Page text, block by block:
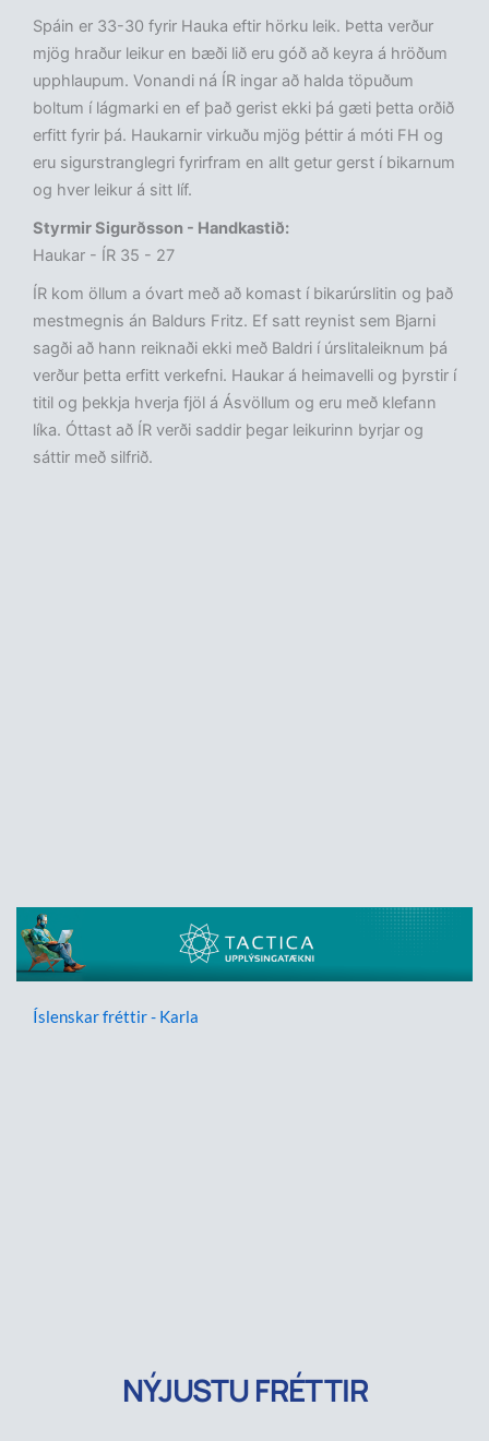
Spáin er 33-30 fyrir Hauka eftir hörku leik. Þetta verður
mjög hraður leikur en bæði lið eru góð að keyra á hröðum
upphlaupum. Vonandi ná ÍR ingar að halda töpuðum
boltum í lágmarki en ef það gerist ekki þá gæti þetta orðið
erfitt fyrir þá. Haukarnir virkuðu mjög þéttir á móti FH og
eru sigurstranglegri fyrirfram en allt getur gerst í bikarnum
og hver leikur á sitt líf.
Styrmir Sigurðsson - Handkastið:
Haukar - ÍR 35 - 27
ÍR kom öllum a óvart með að komast í bikarúrslitin og það
mestmegnis án Baldurs Fritz. Ef satt reynist sem Bjarni
sagði að hann reiknaði ekki með Baldri í úrslitaleiknum þá
verður þetta erfitt verkefni. Haukar á heimavelli og þyrstir í
titil og þekkja hverja fjöl á Ásvöllum og eru með klefann
líka. Óttast að ÍR verði saddir þegar leikurinn byrjar og
sáttir með silfrið.
Íslenskar fréttir - Karla
NÝJUSTU FRÉTTIR